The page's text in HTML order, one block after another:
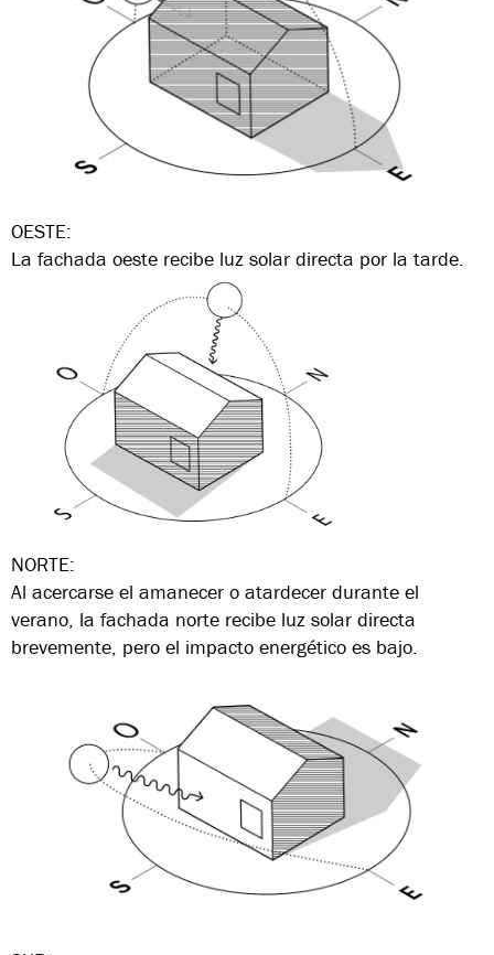
OESTE:
La fachada oeste recibe luz solar directa por la tarde.
NORTE:
Al acercarse el amanecer o atardecer durante el
verano, la fachada norte recibe luz solar directa
brevemente, pero el impacto energético es bajo.